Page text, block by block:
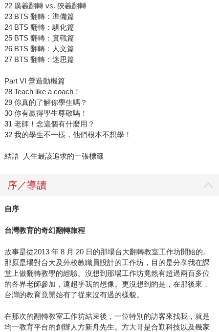
22 廣義翻轉 vs. 狹義翻轉
23 BTS 翻轉：準備篇
24 BTS 翻轉：馴化篇
25 BTS 翻轉：實戰篇
26 BTS 翻轉：人文篇
27 BTS 翻轉：迷思篇
Part VI 營造動機篇
28 Teach like a coach！
29 你真的了解你學生嗎？
30 你有贏得學生尊敬嗎！
31 老師！念這個有什麼用？
32 我的學生不一樣，他們根本不想學！
結語 人生最該追求的一張標籤
序／導讀
自序
台灣教育的奇幻翻轉旅程
故事是從2013 年 8 月 20 日的那場台大翻轉教室工作坊開始的。
那原是場對台大及外校教職員設計的工作坊，目的是分享我在課
堂上做翻轉教學的經驗。沒想到那場工作坊竟然有超過兩百多位
的各界老師參加，遠超乎我的想像。更沒想到的是，在那後來，
台灣的教育竟開始有了從來沒有過的樣貌。
在那次的翻轉教室工作坊結束後，一位特別的訪客來找我，就是
均一教育平台的創辦人方新舟先生。方大哥是合勤科技以及幾家